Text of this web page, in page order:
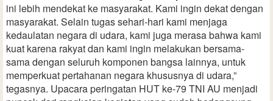
ini lebih mendekat ke masyarakat. Kami ingin dekat dengan
masyarakat. Selain tugas sehari-hari kami menjaga
kedaulatan negara di udara, kami juga merasa bahwa kami
kuat karena rakyat dan kami ingin melakukan bersama-
sama dengan seluruh komponen bangsa lainnya, untuk
memperkuat pertahanan negara khususnya di udara,”
tegasnya. Upacara peringatan HUT ke-79 TNI AU menjadi